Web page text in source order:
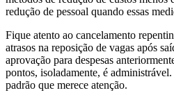
redução de pessoal quando essas
Fique atento ao cancelamento
atrasos na reposição de vagas após
aprovação para despesas
pontos, isoladamente, é
padrão que merece atenção.